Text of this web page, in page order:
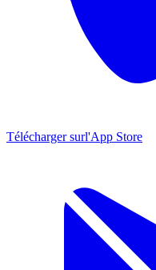
Télécharger surl'App Store